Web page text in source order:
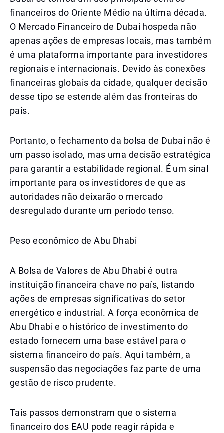
financeiros do Oriente Médio na última década.
O Mercado Financeiro de Dubai hospeda não
apenas ações de empresas locais, mas também
é uma plataforma importante para investidores
regionais e internacionais. Devido às conexões
financeiras globais da cidade, qualquer decisão
desse tipo se estende além das fronteiras do
país.
Portanto, o fechamento da bolsa de Dubai não é
um passo isolado, mas uma decisão estratégica
para garantir a estabilidade regional. É um sinal
importante para os investidores de que as
autoridades não deixarão o mercado
desregulado durante um período tenso.
Peso econômico de Abu Dhabi
A Bolsa de Valores de Abu Dhabi é outra
instituição financeira chave no país, listando
ações de empresas significativas do setor
energético e industrial. A força econômica de
Abu Dhabi e o histórico de investimento do
estado fornecem uma base estável para o
sistema financeiro do país. Aqui também, a
suspensão das negociações faz parte de uma
gestão de risco prudente.
Tais passos demonstram que o sistema
financeiro dos EAU pode reagir rápida e